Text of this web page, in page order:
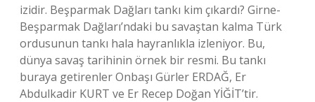
izidir. Beşparmak Dağları tankı kim çıkardı? Girne-
Beşparmak Dağları’ndaki bu savaştan kalma Türk
ordusunun tankı hala hayranlıkla izleniyor. Bu,
dünya savaş tarihinin örnek bir resmi. Bu tankı
buraya getirenler Onbaşı Gürler ERDAĞ, Er
Abdulkadir KURT ve Er Recep Doğan YİĞİT’tir.